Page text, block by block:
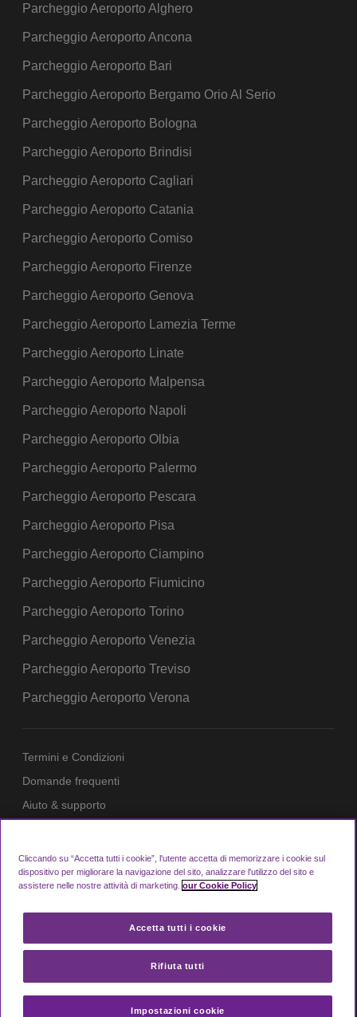
Parcheggio Aeroporto Alghero
Parcheggio Aeroporto Ancona
Parcheggio Aeroporto Bari
Parcheggio Aeroporto Bergamo Orio Al Serio
Parcheggio Aeroporto Bologna
Parcheggio Aeroporto Brindisi
Parcheggio Aeroporto Cagliari
Parcheggio Aeroporto Catania
Parcheggio Aeroporto Comiso
Parcheggio Aeroporto Firenze
Parcheggio Aeroporto Genova
Parcheggio Aeroporto Lamezia Terme
Parcheggio Aeroporto Linate
Parcheggio Aeroporto Malpensa
Parcheggio Aeroporto Napoli
Parcheggio Aeroporto Olbia
Parcheggio Aeroporto Palermo
Parcheggio Aeroporto Pescara
Parcheggio Aeroporto Pisa
Parcheggio Aeroporto Ciampino
Parcheggio Aeroporto Fiumicino
Parcheggio Aeroporto Torino
Parcheggio Aeroporto Venezia
Parcheggio Aeroporto Treviso
Parcheggio Aeroporto Verona
Termini e Condizioni
Domande frequenti
Aiuto & supporto
Cookie Policy
Login Area Membri
Group
© 2026 Looking4Parking Limited. Registrata in
Inghilterra e Galles. Numero registrazione:
7107772
Cliccando su “Accetta tutti i cookie”, l'utente accetta di memorizzare i cookie sul
dispositivo per migliorare la navigazione del sito, analizzare l'utilizzo del sito e
assistere nelle nostre attività di marketing. our Cookie Policy
Impostazioni cookie
Rifiuta tutti
Accetta tutti i cookie